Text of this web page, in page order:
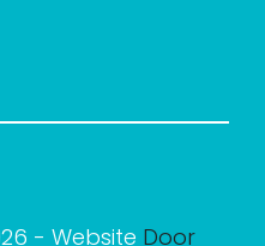
- Website Door